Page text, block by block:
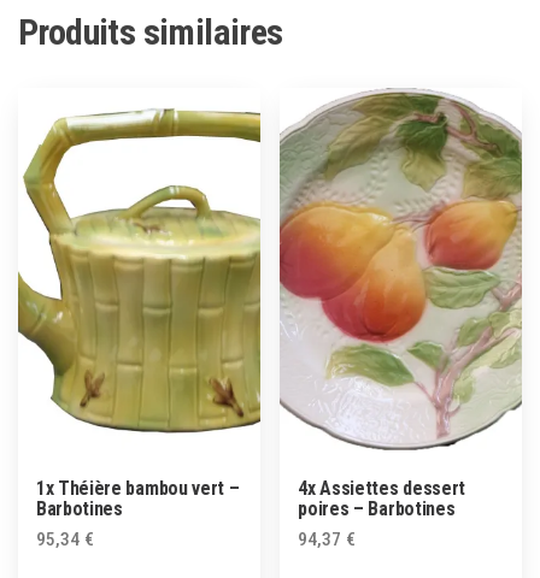
Produits similaires
1x Théière bambou vert –
Barbotines
95,34 €
4x Assiettes dessert
poires – Barbotines
94,37 €